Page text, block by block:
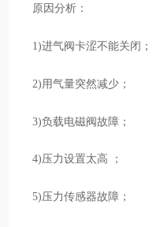
原因分析：
1)进气阀卡涩不能关闭；
2)用气量突然减少；
3)负载电磁阀故障；
4)压力设置太高 ；
5)压力传感器故障；